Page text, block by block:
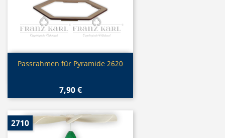
Vorschau
Passrahmen für Pyramide 2620
7,90 €
2710